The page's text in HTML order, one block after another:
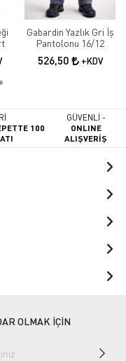
Gabardin Yazlık Gri İş
Pantolonu 16/12
526,50 +KDV
100
GÜVENLİ -
ONLINE
ALIŞVERİŞ
OLMAK İÇİN